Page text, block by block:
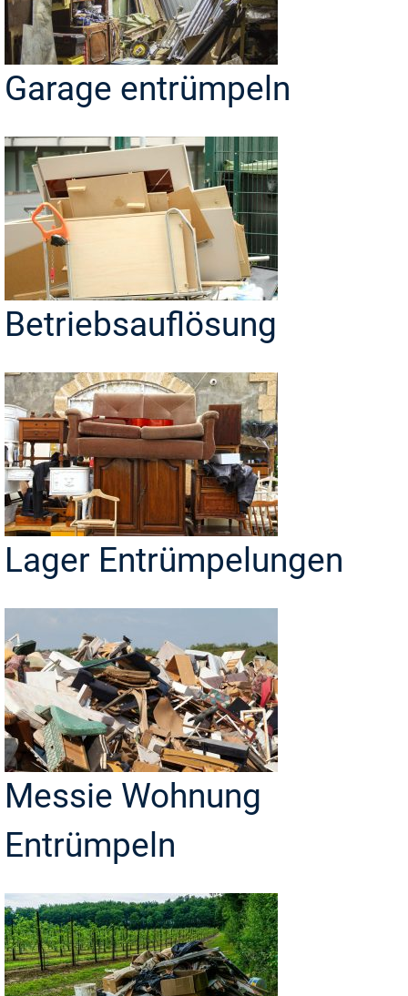
Garage entrümpeln
Betriebsauflösung
Lager Entrümpelungen
Messie Wohnung
Entrümpeln